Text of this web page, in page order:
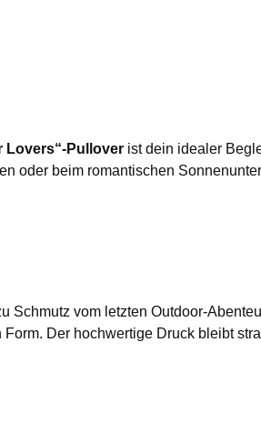
Lovers“-Pullover ist dein idealer
oder beim romantischen
vom letzten Outdoor-
Der hochwertige Druck bleibt